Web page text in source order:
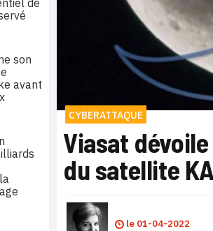
CYBERATTAQUE
Viasat
du satellite
le 01-04-2022
de
son
avant